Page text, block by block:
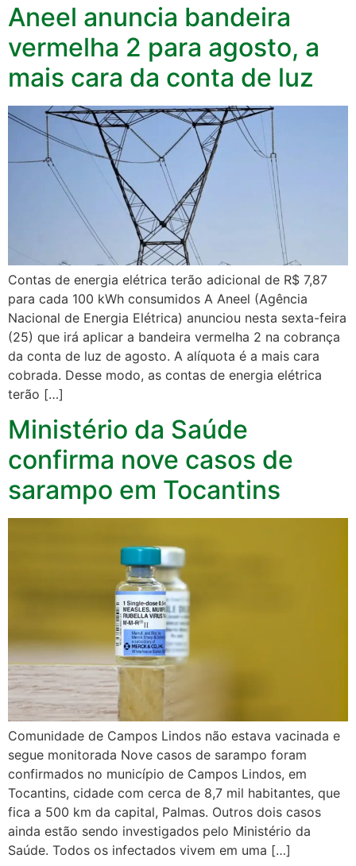
Aneel anuncia bandeira
vermelha 2 para agosto, a
mais cara da conta de luz
Contas de energia elétrica terão adicional de R$ 7,87
para cada 100 kWh consumidos A Aneel (Agência
Nacional de Energia Elétrica) anunciou nesta sexta-feira
(25) que irá aplicar a bandeira vermelha 2 na cobrança
da conta de luz de agosto. A alíquota é a mais cara
cobrada. Desse modo, as contas de energia elétrica
terão […]
Ministério da Saúde
confirma nove casos de
sarampo em Tocantins
Comunidade de Campos Lindos não estava vacinada e
segue monitorada Nove casos de sarampo foram
confirmados no município de Campos Lindos, em
Tocantins, cidade com cerca de 8,7 mil habitantes, que
fica a 500 km da capital, Palmas. Outros dois casos
ainda estão sendo investigados pelo Ministério da
Saúde. Todos os infectados vivem em uma […]